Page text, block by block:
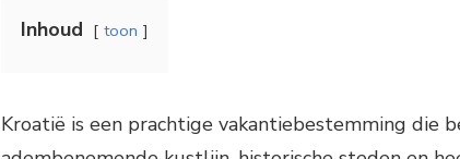
Inhoud toon
Kroatië is een prachtige vakantiebestemming die